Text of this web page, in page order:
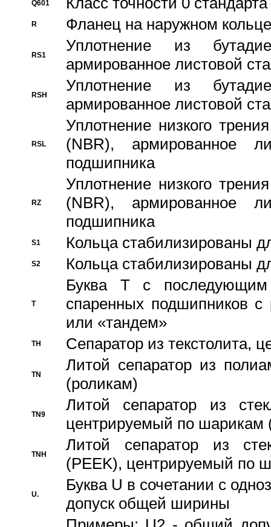
Q601
R Фланец на наружном кольце
RS1
Уплотнение из
армированное листовой
RSH
Уплотнение из
армированное листовой
RSL
Уплотнение низкого
(NBR), армированное
подшипника
RZ
Уплотнение низкого
(NBR), армированное
подшипника
S1 Кольца стабилизированы
S2 Кольца стабилизированы
T
Буква T с
спаренных подшипников
или «тандем»
TH Сепаратор из текстолита,
TN
Литой сепаратор из
(роликам)
TN9
Литой сепаратор из
центрируемый по шарикам
TNH
Литой сепаратор из
(PEEK), центрируемый по
U.
Буква U в сочетании с
допуск общей ширины